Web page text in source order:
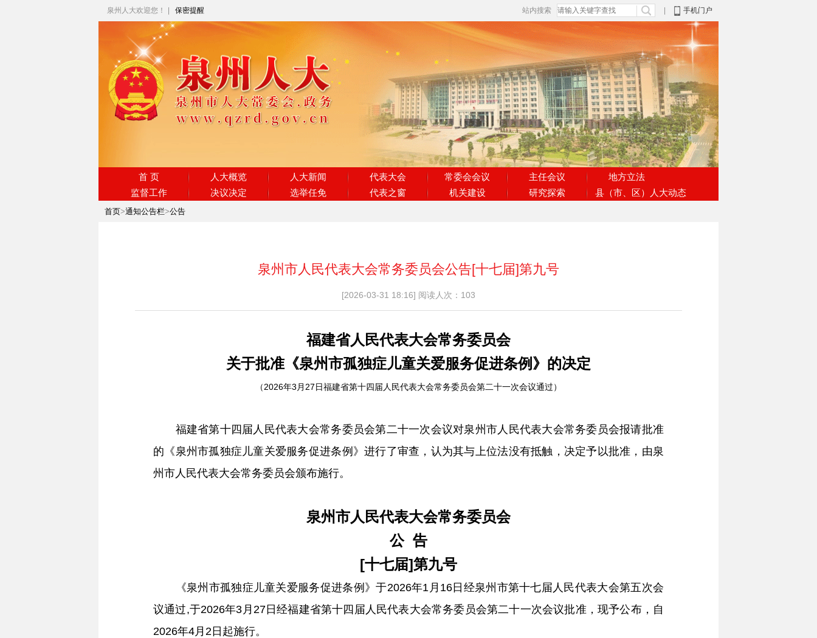
泉州人大欢迎您！ 保密提醒 站内搜索 手机门户
首 页 人大概览 人大新闻 代表大会 常委会会议 主任会议
地方立法
监督工作
决议决定 选举任免 代表之窗 机关建设 研究探索 县（市、区）人大动态
首页>通知公告栏>公告
泉州市人民代表大会常务委员会公告[十七届]第九号
[2026-03-31 18:16] 阅读人次：103
福建省人民代表大会常务委员会
关于批准《泉州市孤独症儿童关爱服务促进条例》的决定
（2026年3月27日福建省第十四届人民代表大会常务委员会第二十一次会议通过）
福建省第十四届人民代表大会常务委员会第二十一次会议对泉州市人民代表大会常务委员会报请批准
的《泉州市孤独症儿童关爱服务促进条例》进行了审查，认为其与上位法没有抵触，决定予以批准，由泉
州市人民代表大会常务委员会颁布施行。
泉州市人民代表大会常务委员会
公 告
[十七届]第九号
《泉州市孤独症儿童关爱服务促进条例》于2026年1月16日经泉州市第十七届人民代表大会第五次会
议通过,于2026年3月27日经福建省第十四届人民代表大会常务委员会第二十一次会议批准，现予公布，自
2026年4月2日起施行。